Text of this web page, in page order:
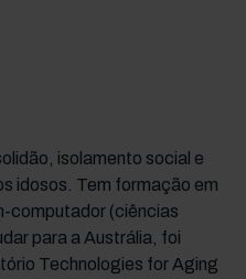
isolamento social e
idosos. Tem formação em
computador (ciências
para a Austrália, foi
Technologies for Aging